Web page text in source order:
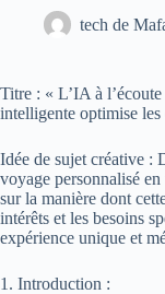
tech de
Titre : « L’IA à
intelligente optimise
Idée de sujet créative :
voyage personnalisé
sur la manière dont
intérêts et les besoins
expérience unique et
1. Introduction :